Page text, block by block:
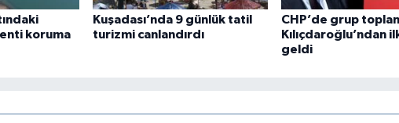
koruma
Kuşadası’nda 9 günlük tatil
turizmi canlandırdı
CHP’de grup
Kılıçdaroğlu’ndan
geldi